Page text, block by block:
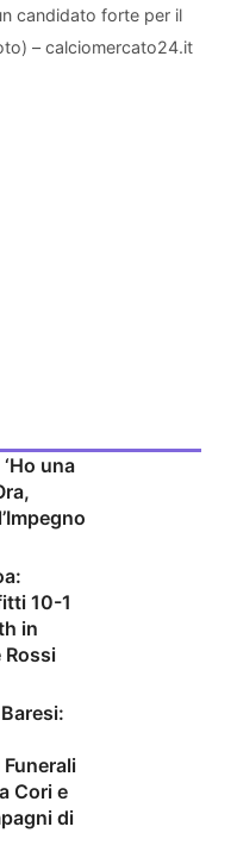
candidato forte per il
– calciomercato24.it
una
10-1
in
Rossi
Cori e
di